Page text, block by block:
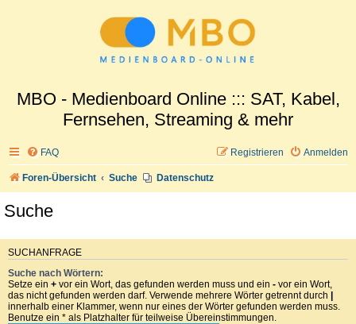
MBO - Medienboard Online ::: SAT, Kabel,
Fernsehen, Streaming & mehr
FAQ Anmelden
Registrieren
Foren-Übersicht Suche Datenschutz
Suche
SUCHANFRAGE
Suche nach Wörtern:
Setze ein + vor ein Wort, das gefunden werden muss und ein - vor ein Wort,
das nicht gefunden werden darf. Verwende mehrere Wörter getrennt durch |
innerhalb einer Klammer, wenn nur eines der Wörter gefunden werden muss.
Benutze ein * als Platzhalter für teilweise Übereinstimmungen.